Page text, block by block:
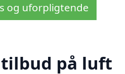
og uforpligtende
tilbud på luft